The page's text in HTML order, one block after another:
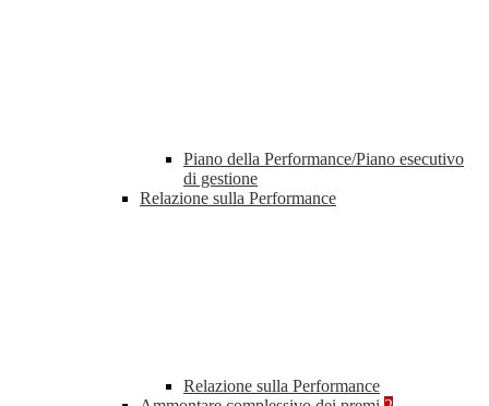
Piano della Performance/Piano esecutivo
di gestione
Relazione sulla Performance
Relazione sulla Performance